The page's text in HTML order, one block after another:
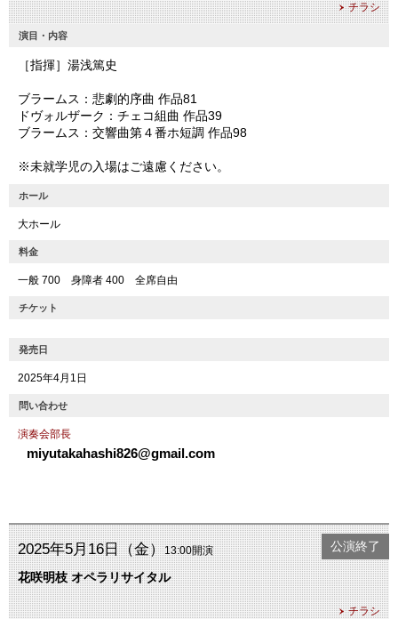
チラシ
演目・内容
［指揮］湯浅篤史
ブラームス：悲劇的序曲 作品81
ドヴォルザーク：チェコ組曲 作品39
ブラームス：交響曲第４番ホ短調 作品98
※未就学児の入場はご遠慮ください。
ホール
大ホール
料金
一般 700 身障者 400 全席自由
チケット
発売日
2025年4月1日
問い合わせ
演奏会部長
miyutakahashi826@gmail.com
2025年5月16日（金）13:00開演
花咲明枝 オペラリサイタル
チラシ
公演終了